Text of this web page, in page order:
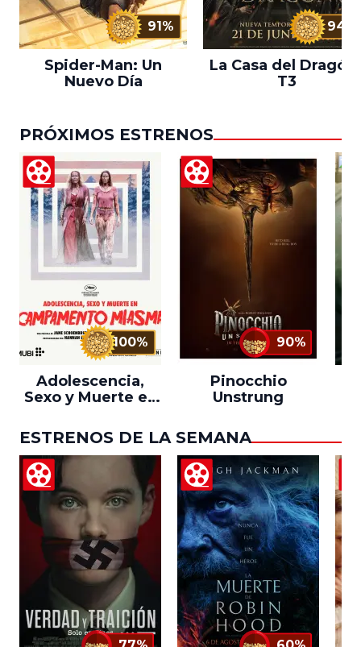
91%
Spider-Man: Un
Nuevo Día
94%
La Casa del Dragón
T3
PRÓXIMOS ESTRENOS
100%
Adolescencia,
Sexo y Muerte en
Miasma
90%
Pinocchio
Unstrung
ESTRENOS DE LA SEMANA